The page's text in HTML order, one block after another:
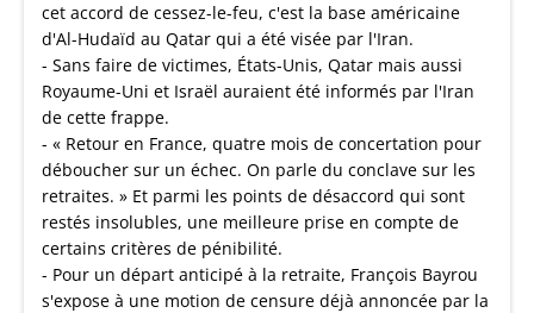
cet accord de cessez-le-feu, c'est la base américaine
d'Al-Hudaïd au Qatar qui a été visée par l'Iran.
- Sans faire de victimes, États-Unis, Qatar mais aussi
Royaume-Uni et Israël auraient été informés par l'Iran
de cette frappe.
- « Retour en France, quatre mois de concertation pour
déboucher sur un échec. On parle du conclave sur les
retraites. » Et parmi les points de désaccord qui sont
restés insolubles, une meilleure prise en compte de
certains critères de pénibilité.
- Pour un départ anticipé à la retraite, François Bayrou
s'expose à une motion de censure déjà annoncée par la